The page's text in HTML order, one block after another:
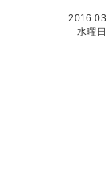
2016.03
水曜日